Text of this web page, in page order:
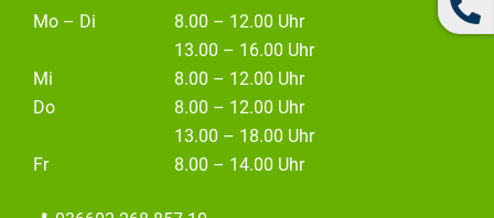
Mo – Di
8.00 – 12.00 Uhr
13.00 – 16.00 Uhr
Mi
8.00 – 12.00 Uhr
Do
8.00 – 12.00 Uhr
13.00 – 18.00 Uhr
Fr
8.00 – 14.00 Uhr